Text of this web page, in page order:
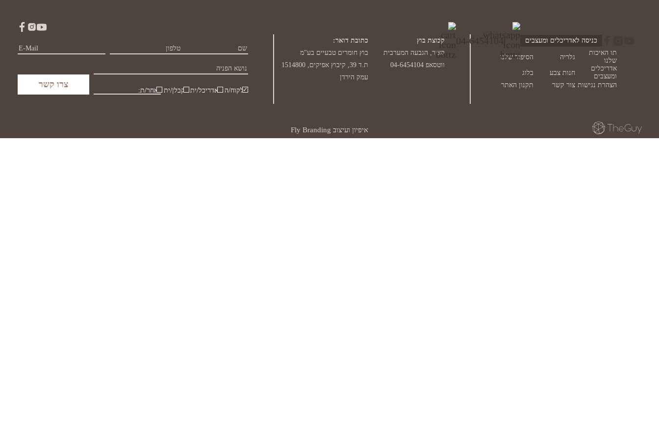
כניסה לאדריכלים ומעצבים 04-6454104
לביצוע הזמנה של גוון מתוך המניפה המלאה, יש לרשום את שם הגוון אותו בחרתם בשורת החיפוש אשר מופיעה בעמוד החנות הראשי
תו האיכות
שלנו
גלריה
הסיפור שלנו
אדריכלים
ומעצבים
חנות צבע
בלוג
הצהרת נגישות צור קשר תקנון האתר
קבוצת בוץ
קציר, הגבעה המערבית
ווטסאפ 04-6454104
כתובת דואר:
בוץ חומרים טבעיים בע"מ
ת.ד 39, קיבוץ אפיקים, 1514800
עמק הירדן
לקוח/ה
אדריכל/ית קבלן/ית אחר/ת:
איפיון ועיצוב Fly Branding